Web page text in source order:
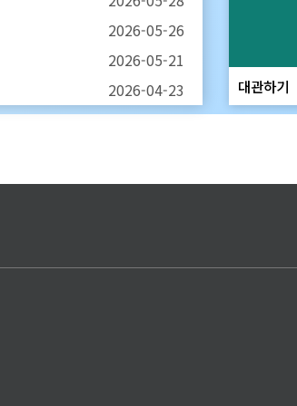
2026-05-26
2026-05-21
2026-04-23 대관하기